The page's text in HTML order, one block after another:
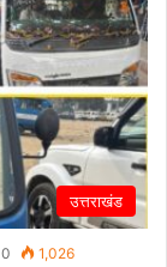
उत्तराखंड
0 1,026